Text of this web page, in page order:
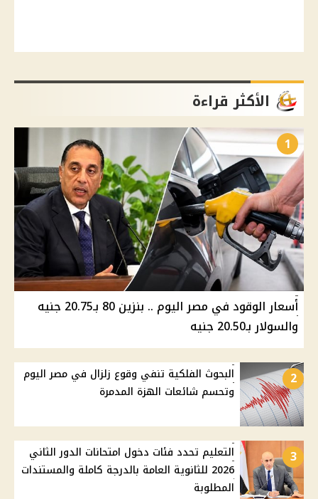
الأكثر قراءة
1
أسعار الوقود في مصر اليوم .. بنزين 80 بـ20.75 جنيه
والسولار بـ20.50 جنيه
2
البحوث الفلكية تنفي وقوع زلزال في مصر اليوم
وتحسم شائعات الهزة المدمرة
3
التعليم تحدد فئات دخول امتحانات الدور الثاني
2026 للثانوية العامة بالدرجة كاملة والمستندات
المطلوبة